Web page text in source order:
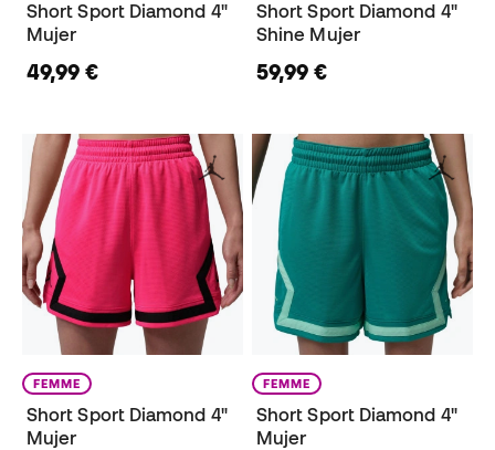
Short Sport Diamond 4"
Mujer
49,99 €
Short Sport Diamond 4"
Shine Mujer
59,99 €
FEMME
Short Sport Diamond 4"
Mujer
FEMME
Short Sport Diamond 4"
Mujer